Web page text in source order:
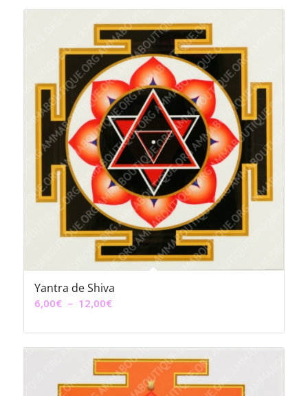
6,00€
à
12,00€
Yantra de Shiva
6,00€ – 12,00€Plage
prix :
à
12,00€